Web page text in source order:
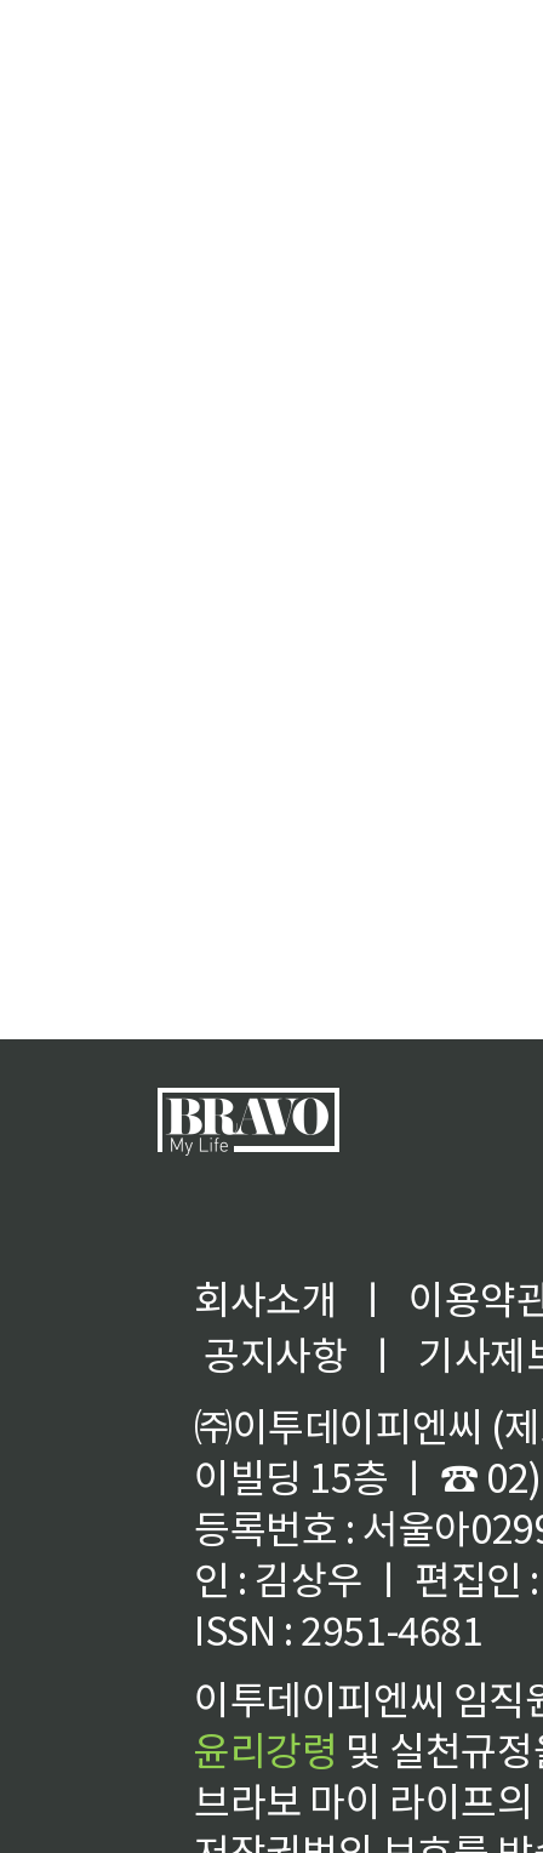
회사소개 ㅣ
이용약
공지사항
ㅣ
기사제
㈜이투데이피엔씨 (
이빌딩 15층 ㅣ ☎
등록번호 : 서울아
인 : 김상우 ㅣ 편집인
ISSN : 2951-4681
이투데이피엔씨 임
윤리강령 및 실천규
브라보 마이 라이프